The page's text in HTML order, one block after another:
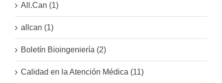
All.Can (1)
allcan (1)
Boletín Bioingeniería (2)
Calidad en la Atención Médica (11)